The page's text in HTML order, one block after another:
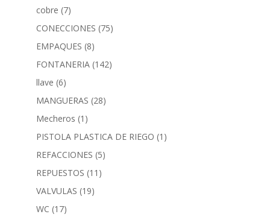
cobre (7)
CONECCIONES (75)
EMPAQUES (8)
FONTANERIA (142)
llave (6)
MANGUERAS (28)
Mecheros (1)
PISTOLA PLASTICA DE RIEGO (1)
REFACCIONES (5)
REPUESTOS (11)
VALVULAS (19)
WC (17)